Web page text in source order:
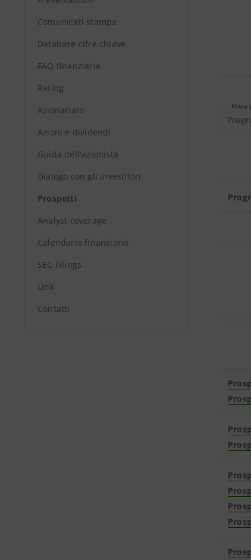
Comunicati stampa
Database cifre chiave
FAQ finanziarie
Rating
Azionariato
Azioni e dividendi
Guida dell'azionista
Dialogo con gli investitori
Prospetti
Analyst coverage
Calendario finanziario
SEC Filings
Link
Contatti
Filtra